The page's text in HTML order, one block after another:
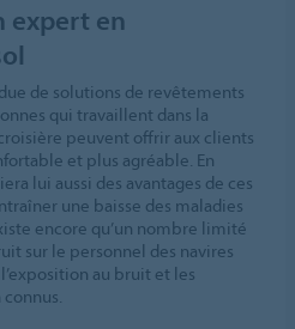
expert en
de solutions de revêtements
qui travaillent dans la
peuvent offrir aux clients
et plus agréable. En
lui aussi des avantages de ces
une baisse des maladies
encore qu’un nombre limité
sur le personnel des navires
au bruit et les